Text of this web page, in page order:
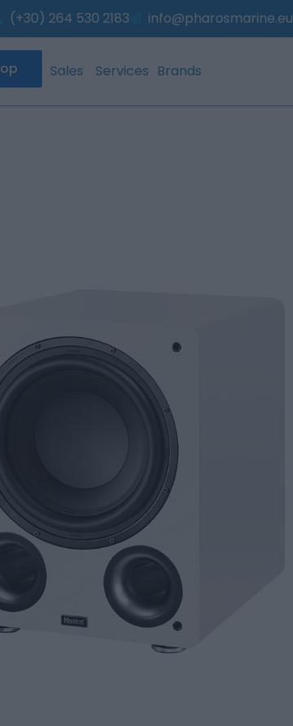
(+30) 264 530 2183 info@pharosmarine.eu
Sales Services Brands